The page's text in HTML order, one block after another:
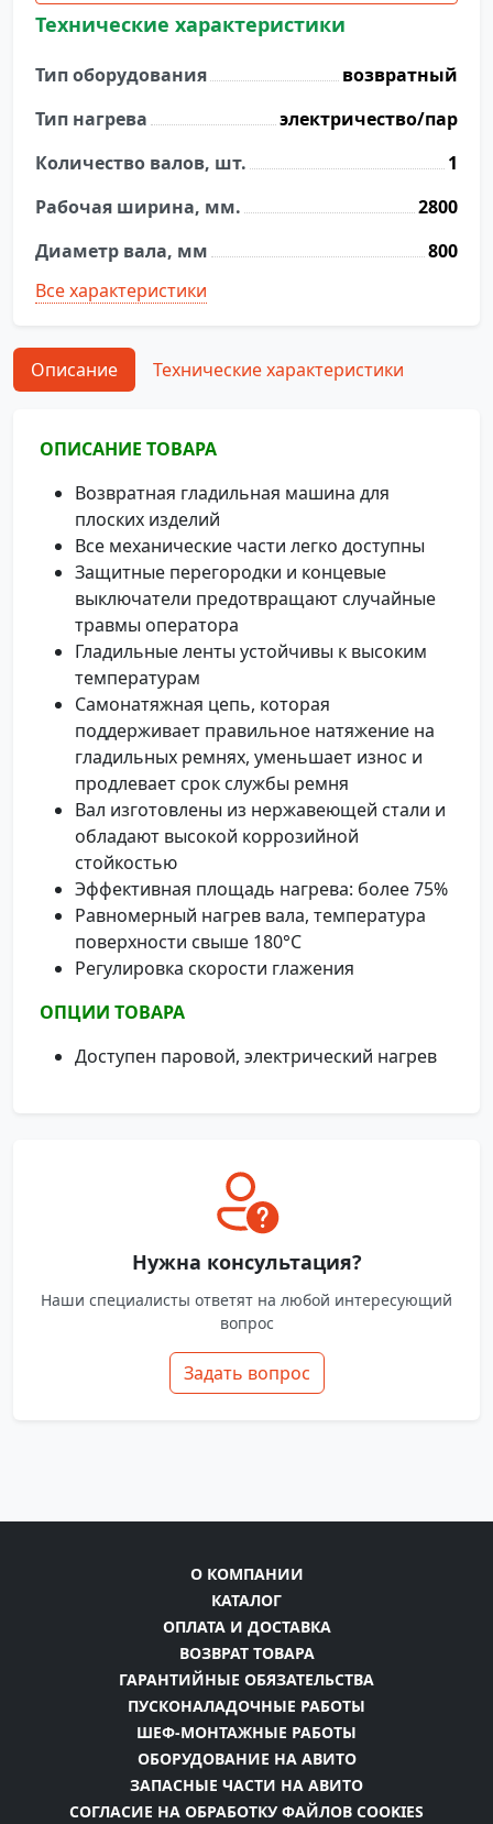
Технические характеристики
Тип оборудования
возвратный
Тип нагрева
электричество/пар
Количество валов, шт.
1
Рабочая ширина, мм.
2800
Диаметр вала, мм
800
Все характеристики
Описание Технические характеристики
ОПИСАНИЕ ТОВАРА
Возвратная гладильная машина для
плоских изделий
Все механические части легко доступны
Защитные перегородки и концевые
выключатели предотвращают случайные
травмы оператора
Гладильные ленты устойчивы к высоким
температурам
Самонатяжная цепь, которая
поддерживает правильное натяжение на
гладильных ремнях, уменьшает износ и
продлевает срок службы ремня
Вал изготовлены из нержавеющей стали и
обладают высокой коррозийной
стойкостью
Эффективная площадь нагрева: более 75%
Равномерный нагрев вала, температура
поверхности свыше 180°C
Регулировка скорости глажения
ОПЦИИ ТОВАРА
Доступен паровой, электрический нагрев
Нужна консультация?
Наши специалисты ответят на любой интересующий
вопрос
Задать вопрос
О КОМПАНИИ
КАТАЛОГ
ОПЛАТА И ДОСТАВКА
ВОЗВРАТ ТОВАРА
ГАРАНТИЙНЫЕ ОБЯЗАТЕЛЬСТВА
ПУСКОНАЛАДОЧНЫЕ РАБОТЫ
ШЕФ-МОНТАЖНЫЕ РАБОТЫ
ОБОРУДОВАНИЕ НА АВИТО
ЗАПАСНЫЕ ЧАСТИ НА АВИТО
СОГЛАСИЕ НА ОБРАБОТКУ ФАЙЛОВ COOKIES